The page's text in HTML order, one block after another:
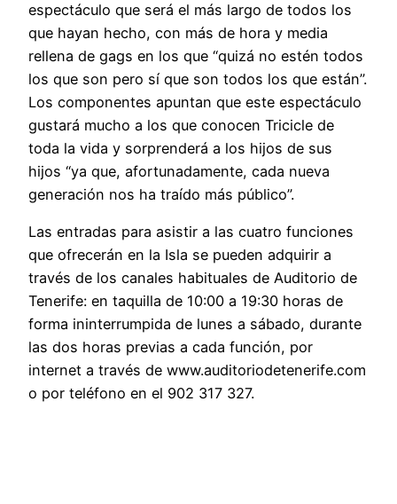
espectáculo que será el más largo de todos los
que hayan hecho, con más de hora y media
rellena de gags en los que “quizá no estén todos
los que son pero sí que son todos los que están”.
Los componentes apuntan que este espectáculo
gustará mucho a los que conocen Tricicle de
toda la vida y sorprenderá a los hijos de sus
hijos “ya que, afortunadamente, cada nueva
generación nos ha traído más público”.
Las entradas para asistir a las cuatro funciones
que ofrecerán en la Isla se pueden adquirir a
través de los canales habituales de Auditorio de
Tenerife: en taquilla de 10:00 a 19:30 horas de
forma ininterrumpida de lunes a sábado, durante
las dos horas previas a cada función, por
internet a través de www.auditoriodetenerife.com
o por teléfono en el 902 317 327.